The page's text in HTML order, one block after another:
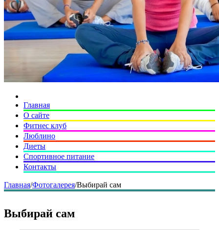
Главная
О сайте
Фитнес клуб
Люблино
Диеты
Спортивное питание
Контакты
Главная/Фотогалерея/Выбирай сам
Выбирай сам